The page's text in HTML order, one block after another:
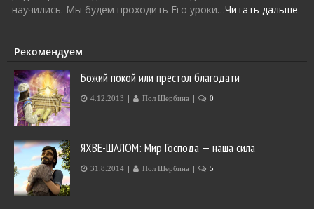
научились. Мы будем проходить Его уроки…Читать дальше
Рекомендуем
Божий покой или престол благодати
4.12.2013 | Пол Щербина | 0
ЯХВЕ-ШАЛОМ: Мир Господа — наша сила
31.8.2014 | Пол Щербина | 5